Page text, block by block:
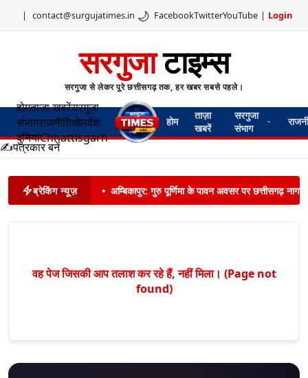
| contact@surgujatimes.in 🌙 FacebookTwitterYouTube | Login
सरगुजाटाइम्स
सरगुजा से लेकर पूरे छत्तीसगढ़ तक, हर खबर सबसे पहले।
होमताज़ा खबरेंसरगुजा
संभागराजनीतिखेलदेश
दुनियाChhattisgarh
होम
ताज़ा
खबरें
सरगुजा
संभाग
✍️पत्रकार बनें
ब्रेकिंग न्यूज़ • अम्बिकापुर: गुरु पूर्णिमा के पावन अवसर पर छत्तीसगढ़
वह पेज जिसकी आप तलाश कर रहे हैं, नहीं मिला। (Page not
found)